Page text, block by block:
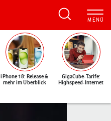
iPhone 18: Release &
mehr im Überblick
GigaCube-Tarife:
Highspeed-Internet